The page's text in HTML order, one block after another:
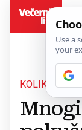
KOLIKI JE